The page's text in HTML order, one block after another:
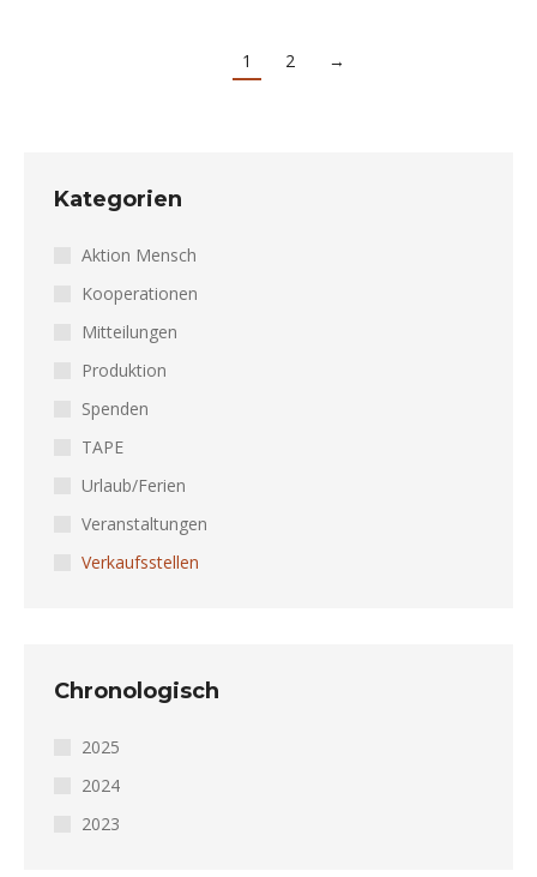
1 2 →
Kategorien
Aktion Mensch
Kooperationen
Mitteilungen
Produktion
Spenden
TAPE
Urlaub/Ferien
Veranstaltungen
Verkaufsstellen
Chronologisch
2025
2024
2023